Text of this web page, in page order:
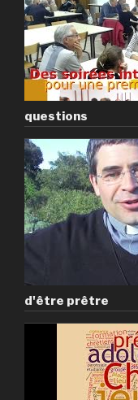
questions
d'être prêtre